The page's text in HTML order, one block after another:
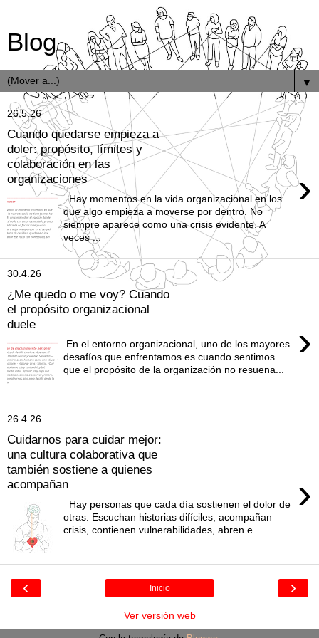
Blog
▼
26.5.26
Cuando quedarse empieza a
doler: propósito, límites y
colaboración en las
organizaciones
›
Hay momentos en la vida organizacional en los
que algo empieza a moverse por dentro. No
siempre aparece como una crisis evidente. A
veces ...
30.4.26
¿Me quedo o me voy? Cuando
el propósito organizacional
duele
›
En el entorno organizacional, uno de los mayores
desafíos que enfrentamos es cuando sentimos
que el propósito de la organización no resuena...
26.4.26
Cuidarnos para cuidar mejor:
una cultura colaborativa que
también sostiene a quienes
acompañan
›
Hay personas que cada día sostienen el dolor de
otras. Escuchan historias difíciles, acompañan
crisis, contienen vulnerabilidades, abren e...
‹ ›
Inicio
Ver versión web